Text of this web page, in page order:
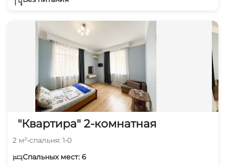
"Квартира" 2-комнатная
2 м²•спальня: 1•0
Спальных мест: 6